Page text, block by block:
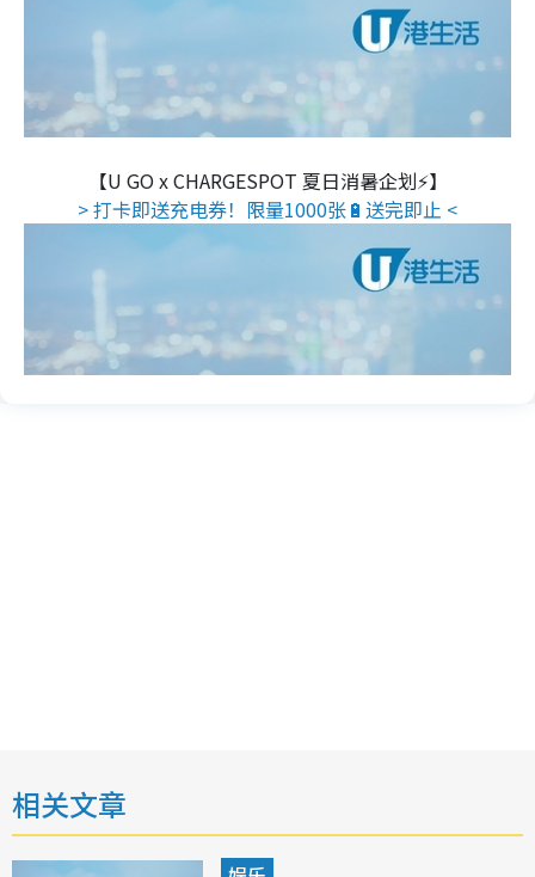
【U GO x CHARGESPOT 夏日消暑企划⚡】
> 打卡即送充电券！限量1000张🔋送完即止 <
相关文章